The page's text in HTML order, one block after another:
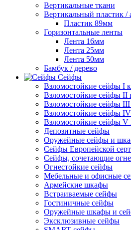
Вертикальные ткани
Вертикальный пластик
Пластик 89мм
Горизонтальные ленты
Лента 16мм
Лента 25мм
Лента 50мм
Бамбук / дерево
Сейфы
Взломостойкие сейфы I
Взломостойкие сейфы II
Взломостойкие сейфы III
Взломостойкие сейфы IV
Взломостойкие сейфы V
Депозитные сейфы
Оружейные сейфы и
Сейфы Европейской
Сейфы, сочетающие
Огнестойкие сейфы
Мебельные и офисные
Армейские шкафы
Встраиваемые сейфы
Гостиничные сейфы
Оружейные шкафы и
Эксклюзивные сейфы